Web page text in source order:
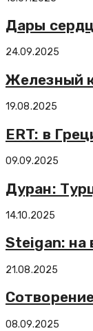
Дары
24.09.2025
Железный
19.08.2025
ERT: в
09.09.2025
Дуран:
14.10.2025
Steigan: на
21.08.2025
08.09.2025